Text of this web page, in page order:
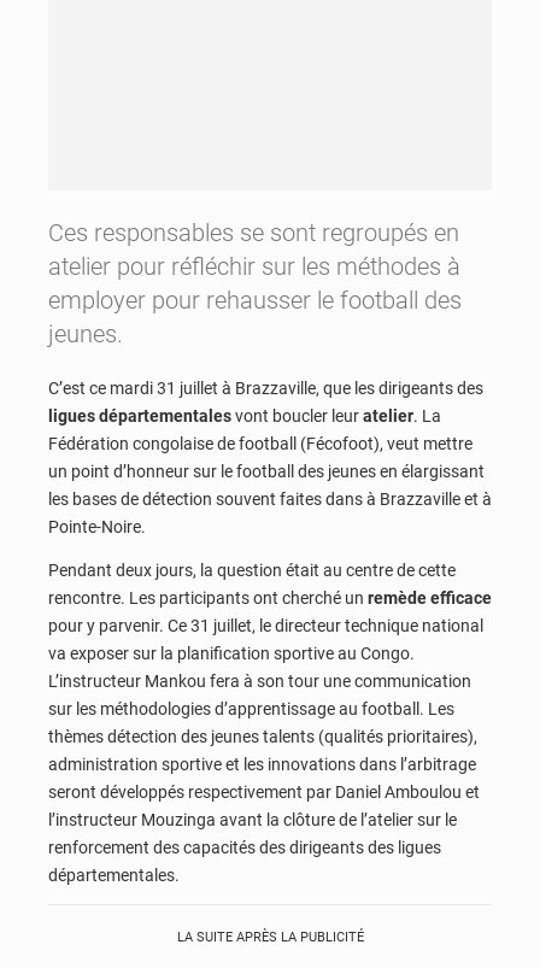
Ces responsables se sont regroupés en
atelier pour réfléchir sur les méthodes à
employer pour rehausser le football des
jeunes.
C’est ce mardi 31 juillet à Brazzaville, que les dirigeants des
ligues départementalesvont boucler leuratelier. La
Fédération congolaise de football (Fécofoot), veut mettre
un point d’honneur sur le football des jeunes en élargissant
les bases de détection souvent faites dans à Brazzaville et à
Pointe-Noire.
Pendant deux jours, la question était au centre de cette
rencontre. Les participants ont cherché un remède efficace
pour y parvenir. Ce 31 juillet, le directeur technique national
va exposer sur la planification sportive au Congo.
L’instructeur Mankou fera à son tour une communication
sur les méthodologies d’apprentissage au football. Les
thèmes détection des jeunes talents (qualités prioritaires),
administration sportive et les innovations dans l’arbitrage
seront développés respectivement par Daniel Amboulou et
l’instructeur Mouzinga avant la clôture de l’atelier sur le
renforcement des capacités des dirigeants des ligues
départementales.
LA SUITE APRÈS LA PUBLICITÉ